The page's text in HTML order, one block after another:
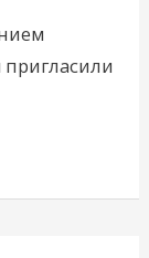
пригласили